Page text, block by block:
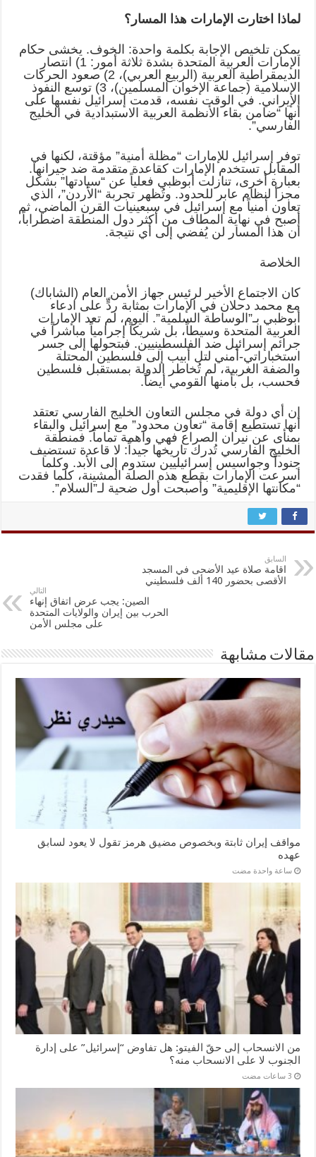
لماذا اختارت الإمارات هذا المسار؟
يمكن تلخيص الإجابة بكلمة واحدة: الخوف. يخشى حكام
الإمارات العربية المتحدة بشدة ثلاثة أمور: 1) انتصار
الديمقراطية العربية (الربيع العربي)، 2) صعود الحركات
الإسلامية (جماعة الإخوان المسلمين)، 3) توسع النفوذ
الإيراني. في الوقت نفسه، قدمت إسرائيل نفسها على
أنها “ضامن بقاء الأنظمة العربية الاستبدادية في الخليج
الفارسي”.
توفر إسرائيل للإمارات “مظلة أمنية” مؤقتة، لكنها في
المقابل تستخدم الإمارات كقاعدة متقدمة ضد جيرانها.
بعبارة أخرى، تنازلت أبوظبي فعلياً عن “سيادتها” بشكل
مجزأ لنظام عابر للحدود. وتُظهر تجربة “الأردن”، الذي
تعاون أمنياً مع إسرائيل في سبعينيات القرن الماضي، ثم
أصبح في نهاية المطاف من أكثر دول المنطقة اضطراباً،
أن هذا المسار لن يُفضي إلى أي نتيجة.
الخلاصة
كان الاجتماع الأخير لرئيس جهاز الأمن العام (الشاباك)
مع محمد دحلان في الإمارات بمثابة ردٍّ على ادعاء
أبوظبي بـ”الوساطة السلمية”. اليوم، لم تعد الإمارات
العربية المتحدة وسيطاً، بل شريكاً إجرامياً مباشراً في
جرائم إسرائيل ضد الفلسطينيين. فبتحولها إلى جسر
استخباراتي-أمني لتل أبيب إلى فلسطين المحتلة
والضفة الغربية، لم تُخاطر الدولة بمستقبل فلسطين
فحسب، بل بأمنها القومي أيضاً.
إن أي دولة في مجلس التعاون الخليج الفارسي تعتقد
أنها تستطيع إقامة “تعاون محدود” مع إسرائيل والبقاء
بمنأى عن نيران الصراع فهي واهمة تماماً. فمنطقة
الخليج الفارسي تُدرك تاريخها جيداً: لا قاعدة تستضيف
جنوداً وجواسيس إسرائيليين ستدوم إلى الأبد. وكلما
أسرعت الإمارات بقطع هذه الصلة المشينة، كلما فقدت
“مكانتها الإقليمية” وأصبحت أول ضحية لـ”السلام”.
السابق
اقامة صلاة عيد الأضحى في المسجد
الأقصى بحضور 140 ألف فلسطيني
التالي
الصين: يجب عرض اتفاق إنهاء
الحرب بين إيران والولايات المتحدة
على مجلس الأمن
مقالات مشابهة
مواقف إيران ثابتة وبخصوص مضيق هرمز تقول لا يعود لسابق
عهده
‏ساعة واحدة مضت
من الانسحاب إلى حقّ الفيتو: هل تفاوض “إسرائيل” على إدارة
الجنوب لا على الانسحاب منه؟